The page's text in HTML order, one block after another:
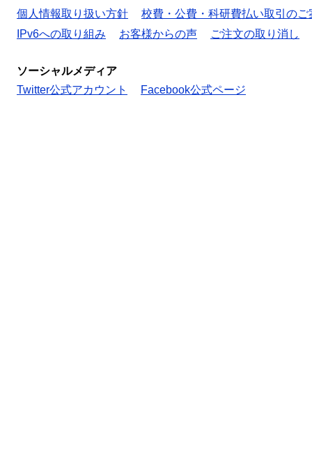
個人情報取り扱い方針
校費・公費・科研費払い取引のご
IPv6への取り組み
お客様からの声 ご注文の取り消し
ソーシャルメディア
Twitter公式アカウント
Facebook公式ページ